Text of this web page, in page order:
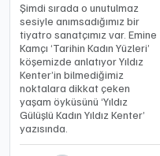
Şimdi sırada o unutulmaz
sesiyle anımsadığımız bir
tiyatro sanatçımız var. Emine
Kamçı ‘Tarihin Kadın Yüzleri’
köşemizde anlatıyor Yıldız
Kenter’in bilmediğimiz
noktalara dikkat çeken
yaşam öyküsünü ‘Yıldız
Gülüşlü Kadın Yıldız Kenter’
yazısında.